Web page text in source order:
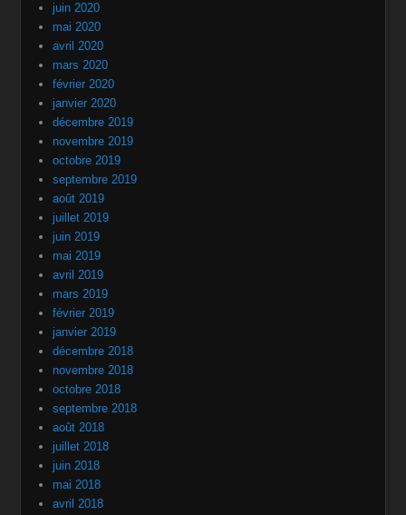
juin 2020
mai 2020
avril 2020
mars 2020
février 2020
janvier 2020
décembre 2019
novembre 2019
octobre 2019
septembre 2019
août 2019
juillet 2019
juin 2019
mai 2019
avril 2019
mars 2019
février 2019
janvier 2019
décembre 2018
novembre 2018
octobre 2018
septembre 2018
août 2018
juillet 2018
juin 2018
mai 2018
avril 2018